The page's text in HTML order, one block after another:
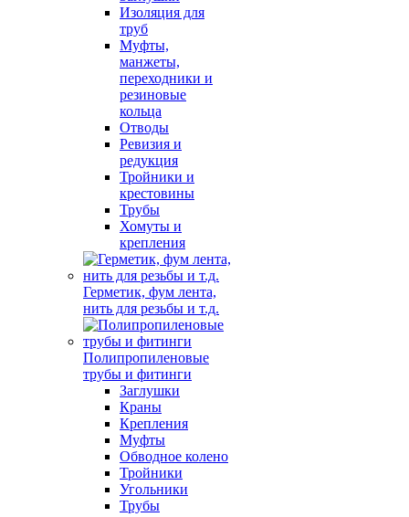
Изоляция для
труб
Муфты,
манжеты,
переходники и
резиновые
кольца
Отводы
Ревизия и
редукция
Тройники и
крестовины
Трубы
Хомуты и
крепления
Герметик, фум лента,
нить для резьбы и т.д.
Полипропиленовые
трубы и фитинги
Заглушки
Краны
Крепления
Муфты
Обводное колено
Тройники
Угольники
Трубы